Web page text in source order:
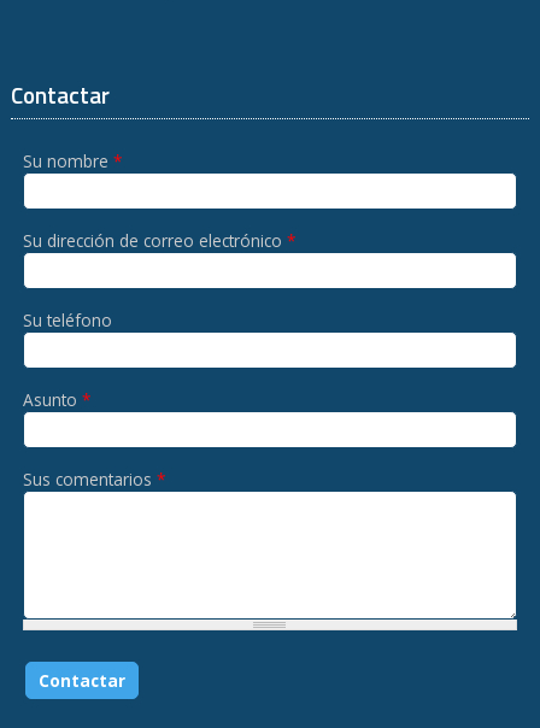
Contactar
Su nombre *
Su dirección de correo electrónico *
Su teléfono
Asunto *
Sus comentarios *